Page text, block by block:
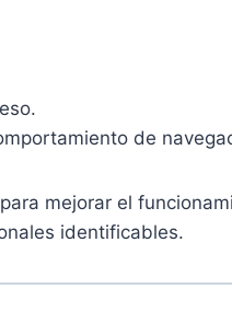
de
mejorar el
identificables.